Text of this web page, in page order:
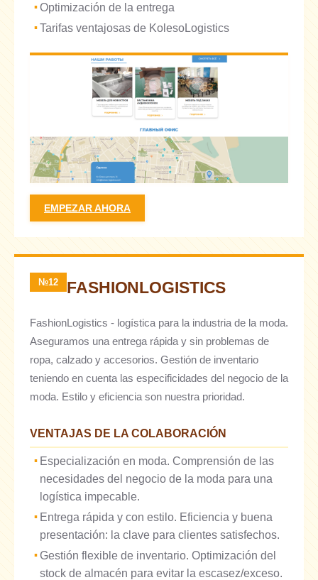
Optimización de la entrega
Tarifas ventajosas de KolesoLogistics
EMPEZAR AHORA
№12 FASHIONLOGISTICS
FashionLogistics - logística para la industria de la moda.
Aseguramos una entrega rápida y sin problemas de
ropa, calzado y accesorios. Gestión de inventario
teniendo en cuenta las especificidades del negocio de la
moda. Estilo y eficiencia son nuestra prioridad.
VENTAJAS DE LA COLABORACIÓN
Especialización en moda. Comprensión de las
necesidades del negocio de la moda para una
logística impecable.
Entrega rápida y con estilo. Eficiencia y buena
presentación: la clave para clientes satisfechos.
Gestión flexible de inventario. Optimización del
stock de almacén para evitar la escasez/exceso.